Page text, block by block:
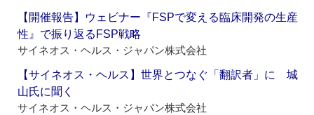
【開催報告】ウェビナー『FSPで変える臨床開発の生産
性』で振り返るFSP戦略
サイネオス・ヘルス・ジャパン株式会社
【サイネオス・ヘルス】世界とつなぐ「翻訳者」に 城
山氏に聞く
サイネオス・ヘルス・ジャパン株式会社